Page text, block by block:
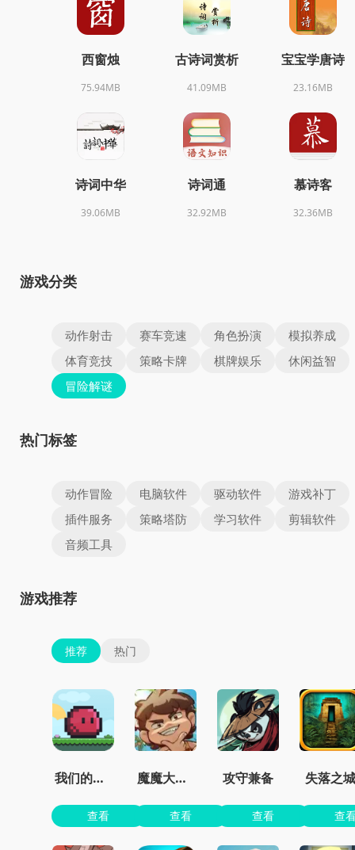
西窗烛
75.94MB
古诗词赏析
41.09MB
宝宝学唐诗
23.16MB
诗词中华
39.06MB
诗词通
32.92MB
慕诗客
32.36MB
游戏分类
动作射击 赛车竞速 角色扮演
模拟养成
体育竞技
策略卡牌 棋牌娱乐
休闲益智
冒险解谜
热门标签
动作冒险 电脑软件 驱动软件
游戏补丁
插件服务
策略塔防 学习软件
剪辑软件
音频工具
游戏推荐
推荐 热门
我们的世界
查看
魔魔大冒险官方正版
查看
攻守兼备
查看
失落之城
查